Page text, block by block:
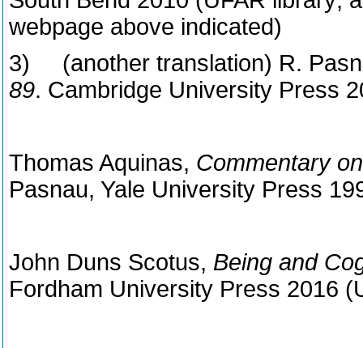
webpage above indicated)
3) (another translation) R.
89. Cambridge University Press
Thomas Aquinas, Commentary
Pasnau, Yale University Press
John Duns Scotus, Being and
Fordham University Press 2016